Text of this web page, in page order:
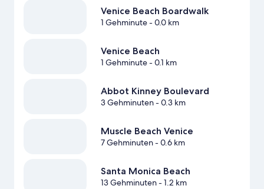
Venice Beach Boardwalk
1 Gehminute- 0.0 km
Venice Beach
1 Gehminute- 0.1 km
Abbot Kinney Boulevard
3 Gehminuten- 0.3 km
Muscle Beach Venice
7 Gehminuten- 0.6 km
Santa Monica Beach
13 Gehminuten- 1.2 km